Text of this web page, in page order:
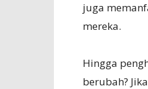
juga
mereka.
Hingga
berubah?